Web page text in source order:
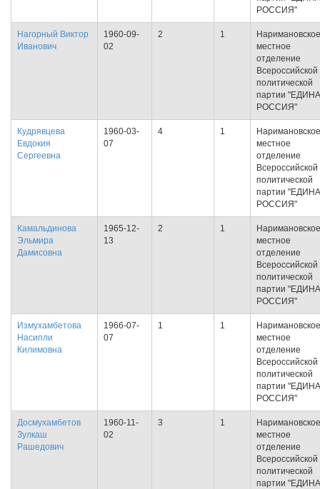
РОССИЯ"
Нагорный Виктор
Иванович
1960-09-
02
2 1
Наримановское
местное
отделение
Всероссийской
политической
партии
РОССИЯ"
Кудрявцева
Евдокия
Сергеевна
1960-03-
07
4 1
Наримановское
местное
отделение
Всероссийской
политической
партии
РОССИЯ"
Камальдинова
Эльмира
Дамисовна
1965-12-
13
2 1
Наримановское
местное
отделение
Всероссийской
политической
партии
РОССИЯ"
Измухамбетова
Насипли
Килимовна
1966-07-
07
1 1
Наримановское
местное
отделение
Всероссийской
политической
партии
РОССИЯ"
Досмухамбетов
Зулкаш
Рашедович
1960-11-
02
3 1
Наримановское
местное
отделение
Всероссийской
политической
партии